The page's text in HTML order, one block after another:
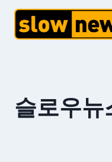
슬로우뉴